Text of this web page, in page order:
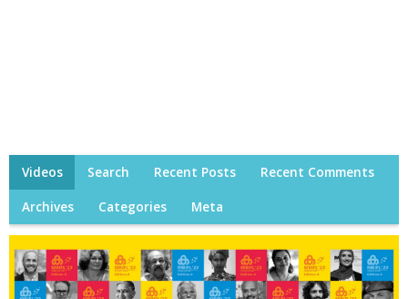
Videos Search Recent Posts Recent Comments
Archives Categories Meta